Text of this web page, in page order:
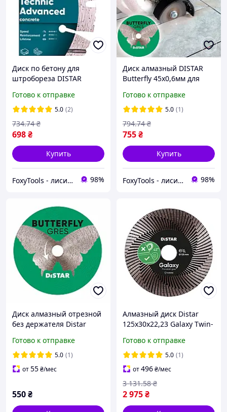
Диск по бетону для
штробореза DISTAR
125мм (посадочное
гнездо 22,23мм)
Готово к отправке
5.0 (2)
698₴
734.74 ₴
Купить
FoxyTools - лисичка без інструменту не лишить! 98%
Диск алмазный DISTAR
Butterfly 45х0,6мм для
диска)
Готово к отправке
5.0 (1)
755₴
794.74 ₴
Купить
FoxyTools - лисичка без інструменту не лишить! 98%
Диск алмазный отрезной
без держателя Distar
для гравера
Готово к отправке
5.0 (1)
от55₴/мес
550₴
Алмазный диск Distar
125x30x22,23 Galaxy Twin-
Готово к отправке
5.0 (1)
от496₴/мес
2 975₴
3 131.58 ₴